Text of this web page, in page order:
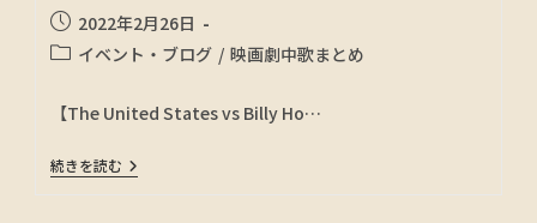
2022年2月26日
イベント・ブログ / 映画劇中歌まとめ
【The United States vs Billy Ho…
続きを読む